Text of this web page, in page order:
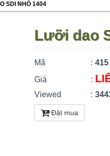
SDI NHỎ 1404
Lưỡi dao
Mã : 415
Giá
:
Viewed :
Đặt mua